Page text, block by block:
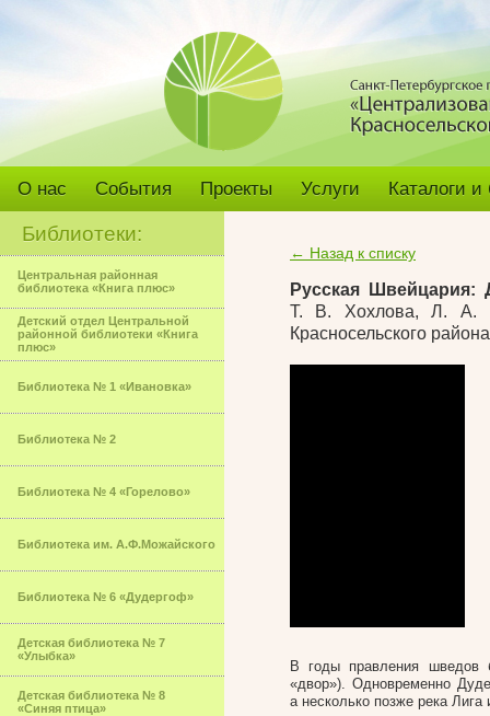
О нас События Проекты Услуги Каталоги
Библиотеки:
Центральная районная
библиотека «Книга плюс»
Детский отдел Центральной
районной библиотеки «Книга
плюс»
Библиотека № 1 «Ивановка»
Библиотека № 2
Библиотека № 4 «Горелово»
Библиотека им. А.Ф.Можайского
Библиотека № 6 «Дудергоф»
Детская библиотека № 7
«Улыбка»
Детская библиотека № 8
«Синяя птица»
← Назад к списку
Русская Швейцария:
Т. В. Хохлова,Л. А.
Красносельского
В годы правления шведов
«двор»). Одновременно
а несколько позже река